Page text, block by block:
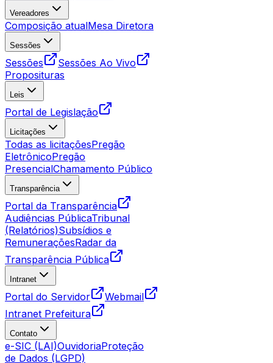
Vereadores
Composição atualMesa Diretora
Sessões
Sessões
Sessões Ao Vivo
Proposituras
Leis
Portal de Legislação
Licitações
Todas as licitaçõesPregão
EletrônicoPregão
PresencialChamamento Público
Transparência
Portal da Transparência
Audiências PúblicaTribunal
(Relatórios)Subsídios e
RemuneraçõesRadar da
Transparência Pública
Intranet
Portal do Servidor
Webmail
Intranet Prefeitura
Contato
e-SIC (LAI)OuvidoriaProteção
de Dados (LGPD)